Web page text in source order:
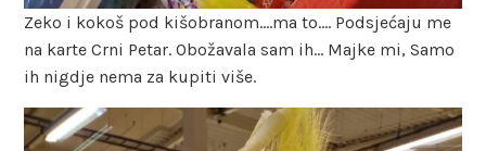
Zeko i kokoš pod kišobranom….ma to…. Podsjećaju me
na karte Crni Petar. Obožavala sam ih… Majke mi, Samo
ih nigdje nema za kupiti više.